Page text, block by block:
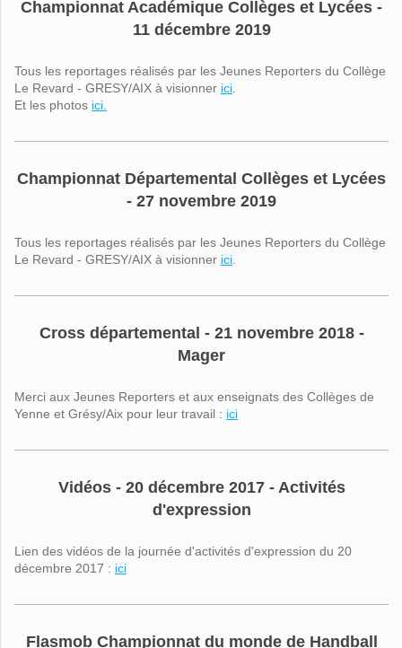
Championnat Académique Collèges et Lycées -
11 décembre 2019
Tous les reportages réalisés par les Jeunes Reporters du Collège
Le Revard - GRESY/AIX à visionner ici
Et les photos ici.
Championnat Départemental Collèges et Lycées
- 27 novembre 2019
Tous les reportages réalisés par les Jeunes Reporters du Collège
Le Revard - GRESY/AIX à visionner ici
Cross départemental - 21 novembre 2018 -
Mager
Merci aux Jeunes Reporters et aux enseignats des Collèges de
Yenne et Grésy/Aix pour leur travail : ici
Vidéos - 20 décembre 2017 - Activités
d'expression
Lien des vidéos de la journée d'activités d'expression du 20
décembre 2017 : ici
Flasmob Championnat du monde de Handball